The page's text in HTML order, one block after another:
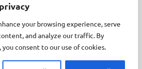
your browsing experience, serve
and analyze our traffic. By
consent to our use of cookies.
Oudersenzo.nl - Kinderliedjes.info